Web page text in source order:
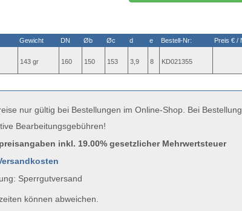
Gewicht DN Øb Øc d e Bestell-Nr: Preis € /
143 gr 160 150 153 3,9 8 KD021355
nur gültig bei Bestellungen im Online-Shop. Bei
Bearbeitungsgebühren!
inkl. 19.00% gesetzlicher Mehrwertsteuer
Sperrgutversand
können abweichen.